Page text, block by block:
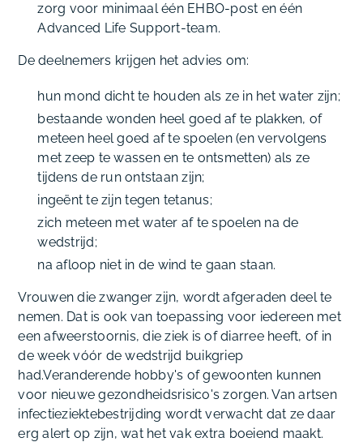
zorg voor minimaal één EHBO-post en één
Advanced Life Support-team.
De deelnemers krijgen het advies om:
hun mond dicht te houden als ze in het water zijn;
bestaande wonden heel goed af te plakken, of
meteen heel goed af te spoelen (en vervolgens
met zeep te wassen en te ontsmetten) als ze
tijdens de run ontstaan zijn;
ingeënt te zijn tegen tetanus;
zich meteen met water af te spoelen na de
wedstrijd;
na afloop niet in de wind te gaan staan.
Vrouwen die zwanger zijn, wordt afgeraden deel te
nemen. Dat is ook van toepassing voor iedereen met
een afweerstoornis, die ziek is of diarree heeft, of in
de week vóór de wedstrijd buikgriep
had.Veranderende hobby's of gewoonten kunnen
voor nieuwe gezondheidsrisico's zorgen. Van artsen
infectieziektebestrijding wordt verwacht dat ze daar
erg alert op zijn, wat het vak extra boeiend maakt.